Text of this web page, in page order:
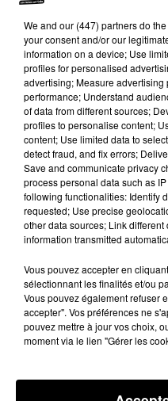
Il s’appelle Pierre
ans est le nouveau
Tarbes. Depuis la
Tribunal de grande
d’Eric Serfass, nommé
des affaires criminelles
du Casier judiciaire
d’installation du
septembre. Auparavant
Auch, non loin de la
bien la région puisqu’il
bigourdane. Il devient,
quoi consiste
We and our (447) partnersdo
your consent and/or our
information on a device; Use
profiles for personalised
advertising; Measure
performance; Understand
of data from different sources;
profiles to personalise content;
content; Use limited data to
detect fraud, and fix errors;
Save and communicate privacy
process personal data such as
following functionalities: Identify
requested; Use precise
other data sources; Link
information transmitted
Vous pouvez accepter en
sélectionnant les finalités et/ou
Vous pouvez également refuser
accepter". Vos préférences ne
pouvez mettre à jour vos choix,
moment via le lien "Gérer les